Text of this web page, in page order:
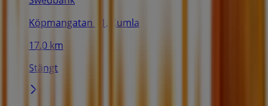
Köpmangatan 11, Kumla
17.0 km
Stängt